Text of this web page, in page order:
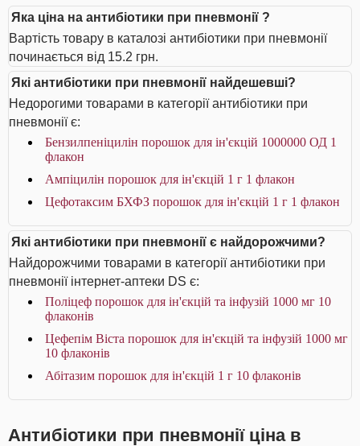
Яка ціна на антибіотики при пневмонії ?
Вартість товару в каталозі антибіотики при пневмонії
починається від 15.2 грн.
Які антибіотики при пневмонії найдешевші?
Недорогими товарами в категорії антибіотики при
пневмонії є:
Бензилпеніцилін порошок для ін'єкцій 1000000 ОД 1
флакон
Ампіцилін порошок для ін'єкцій 1 г 1 флакон
Цефотаксим БХФЗ порошок для ін'єкцій 1 г 1 флакон
Які антибіотики при пневмонії є найдорожчими?
Найдорожчими товарами в категорії антибіотики при
пневмонії інтернет-аптеки DS є:
Поліцеф порошок для ін'єкцій та інфузій 1000 мг 10
флаконів
Цефепім Віста порошок для ін'єкцій та інфузій 1000 мг
10 флаконів
Абітазим порошок для ін'єкцій 1 г 10 флаконів
Антибіотики при пневмонії ціна в